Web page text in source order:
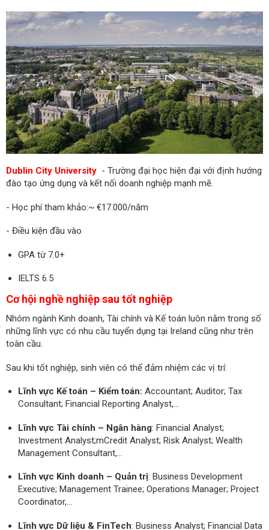
Dublin City University - Trường đại học hiện đại với định hướng
đào tạo ứng dụng và kết nối doanh nghiệp mạnh mẽ.
- Học phí tham khảo:~ €17.000/năm
- Điều kiện đầu vào
GPA từ 7.0+
IELTS 6.5
Cơ hội nghề nghiệp sau tốt nghiệp
Nhóm ngành Kinh doanh, Tài chính và Kế toán luôn nằm trong số
những lĩnh vực có nhu cầu tuyển dụng tại Ireland cũng như trên
toàn cầu.
Sau khi tốt nghiệp, sinh viên có thể đảm nhiệm các vị trí:
Lĩnh vực Kế toán – Kiểm toán: Accountant; Auditor; Tax
Consultant; Financial Reporting Analyst,...
Lĩnh vực Tài chính – Ngân hàng: Financial Analyst;
Investment Analyst;mCredit Analyst; Risk Analyst; Wealth
Management Consultant,...
Lĩnh vực Kinh doanh – Quản trị: Business Development
Executive; Management Trainee; Operations Manager; Project
Coordinator,...
Lĩnh vực Dữ liệu & FinTech: Business Analyst; Financial Data